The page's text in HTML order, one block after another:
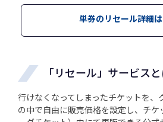
単券のリセール詳細
「リセール」サービス
行けなくなってしまったチケットを、
の中で自由に販売価格を設定し、チケ